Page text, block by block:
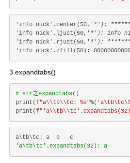
'info nick'.center(50,' *'): ****
'info nick'.ljust(50,' *'): info
'info nick'.rjust(50,' *'): ****
3.expandtabs()
# str之expandtabs()
print(f"a\\tb\\tc: %s"%(
print(